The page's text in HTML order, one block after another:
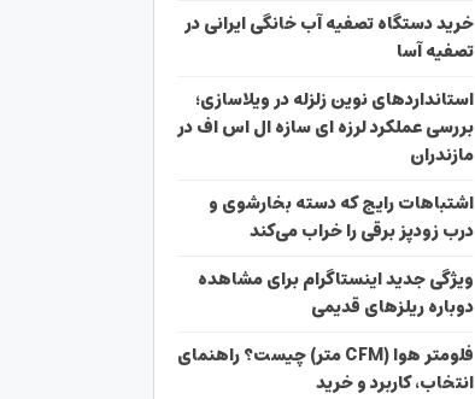
خرید دستگاه تصفیه آب خانگی ایرانی در
تصفیه آسا
استانداردهای نوین زلزله در ویلاسازی؛
بررسی عملکرد لرزه ای سازه ال اس اف در
مازندران
اشتباهات رایج که دسته بخارشوی و
درب زودپز برقی را خراب می‌کند
ویژگی جدید اینستاگرام برای مشاهده
دوباره ریلزهای قدیمی
فلومتر هوا (CFM متر) چیست؟ راهنمای
انتخاب، کاربرد و خرید